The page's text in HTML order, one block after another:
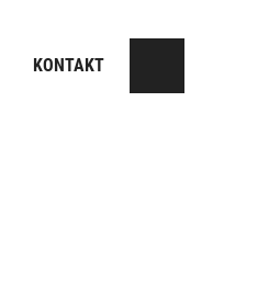
KONTAKT